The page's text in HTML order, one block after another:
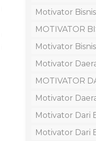
Motivator
MOTIVATOR
Motivator
Motivator
MOTIVATOR
Motivator
Motivator Dari
Motivator Dari